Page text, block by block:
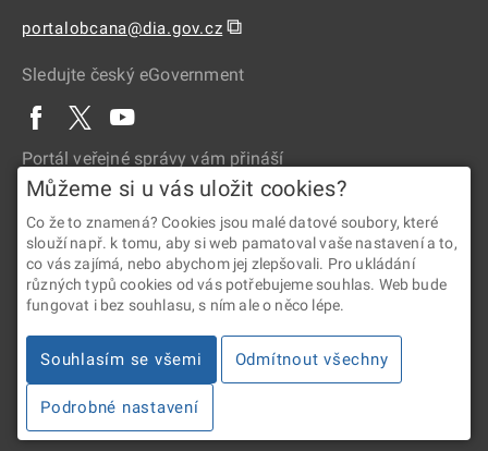
portalobcana@dia.gov.cz ⧉
Sledujte český eGovernment
Portál veřejné správy vám přináší
2026 © Digitální a informační agentura • Informace jsou poskytovány
v souladu se zákonem č. 106/1999 Sb., o svobodném přístupu
k informacím.
Můžeme si u vás uložit cookies?
Co že to znamená? Cookies jsou malé datové soubory, které
slouží např. k tomu, aby si web pamatoval vaše nastavení a to,
co vás zajímá, nebo abychom jej zlepšovali. Pro ukládání
různých typů cookies od vás potřebujeme souhlas. Web bude
fungovat i bez souhlasu, s ním ale o něco lépe.
Souhlasím se všemi Odmítnout všechny
Podrobné nastavení